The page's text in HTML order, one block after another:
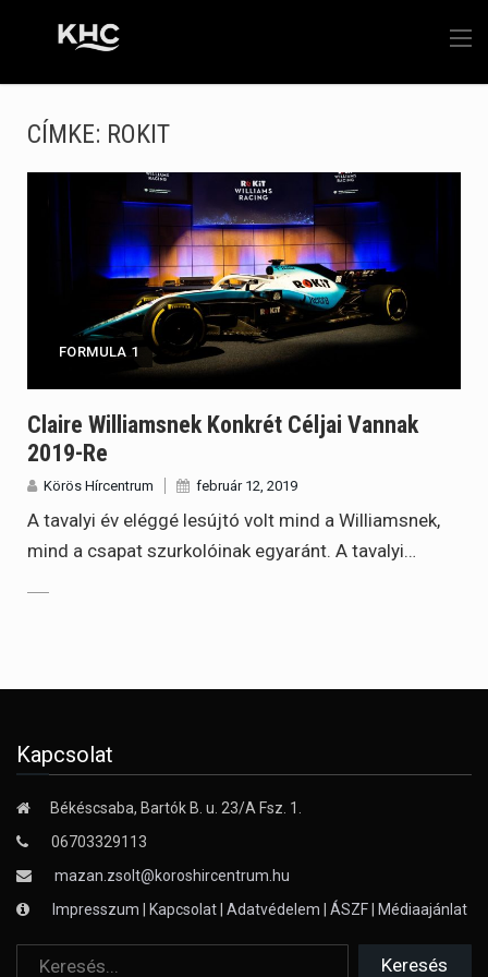
CÍMKE: ROKIT
FORMULA 1
Claire Williamsnek Konkrét Céljai Vannak
2019-Re
Körös Hírcentrum február 12, 2019
A tavalyi év eléggé lesújtó volt mind a Williamsnek,
mind a csapat szurkolóinak egyaránt. A tavalyi…
Kapcsolat
Békéscsaba, Bartók B. u. 23/A Fsz. 1.
06703329113
mazan.zsolt@koroshircentrum.hu
Impresszum
Kapcsolat Adatvédelem ÁSZF Médiaajánlat